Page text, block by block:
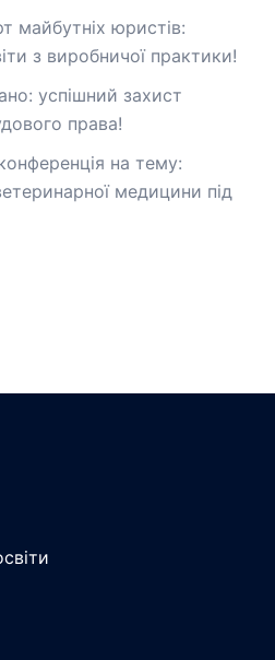
майбутніх юристів:
з виробничої практики!
успішний захист
права!
на тему:
медицини під